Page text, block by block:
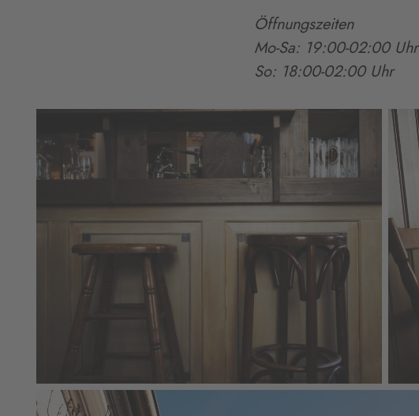
Öffnungszeiten
Mo-Sa: 19:00-02:00 Uhr
So: 18:00-02:00 Uhr